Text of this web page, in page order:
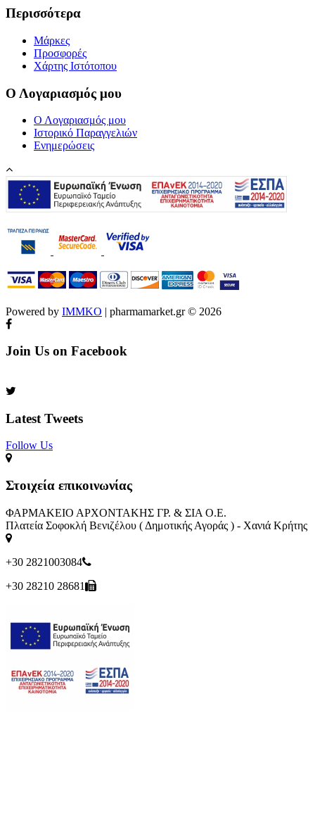
Περισσότερα
Μάρκες
Προσφορές
Χάρτης Ιστότοπου
Ο Λογαριασμός μου
Ο Λογαριασμός μου
Ιστορικό Παραγγελιών
Ενημερώσεις
Powered by IMMKO | pharmamarket.gr © 2026
Join Us on Facebook
Latest Tweets
Follow Us​
Στοιχεία επικοινωνίας
ΦΑΡΜΑΚΕΙΟ ΑΡΧΟΝΤΑΚΗΣ ΓΡ. & ΣΙΑ Ο.Ε.
Πλατεία Σοφοκλή Βενιζέλου ( Δημοτικής Αγοράς ) - Χανιά Κρήτης
+30 2821003084
+30 28210 28681